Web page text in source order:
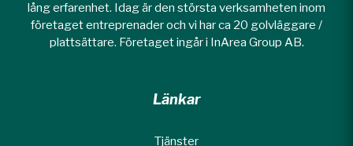
lång erfarenhet. Idag är den största verksamheten inom
företaget entreprenader och vi har ca 20 golvläggare /
plattsättare. Företaget ingår i InArea Group AB.
Länkar
Tjänster